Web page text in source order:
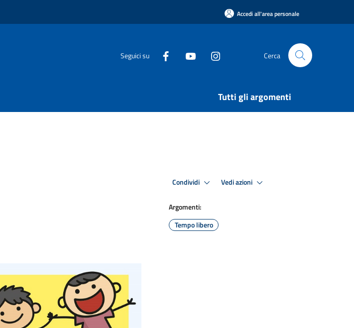
Accedi all'area personale
Seguici su Cerca
Tutti gli argomenti
Condividi Vedi azioni
Argomenti:
Tempo libero